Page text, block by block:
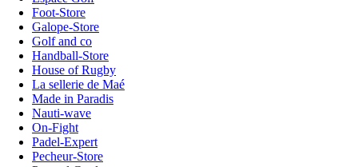
Foot-Store
Galope-Store
Golf and co
Handball-Store
House of Rugby
La sellerie de Maé
Made in Paradis
Nauti-wave
On-Fight
Padel-Expert
Pecheur-Store